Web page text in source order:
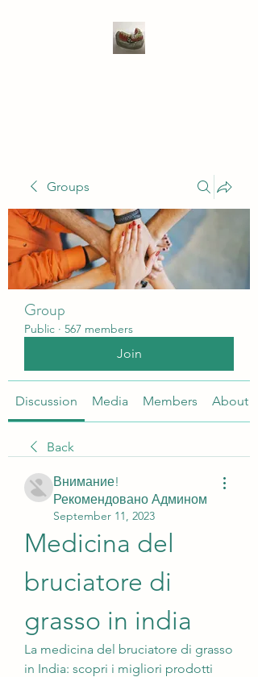
Groups
Group
Public · 567 members
Join
Discussion Media Members About
Back
Внимание!
Рекомендовано Админом
September 11, 2023
Medicina del
bruciatore di
grasso in india
La medicina del bruciatore di grasso
in India: scopri i migliori prodotti